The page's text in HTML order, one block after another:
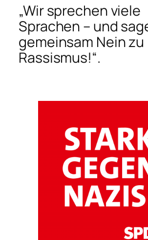
„Wir sprechen viele
Sprachen – und
gemeinsam Nein zu
Rassismus!“.